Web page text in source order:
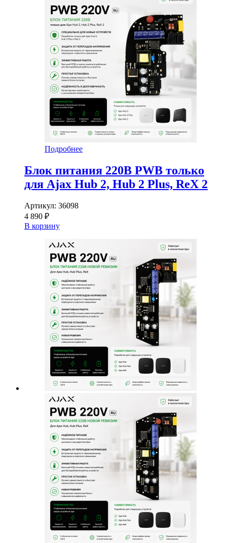
Подробнее
Блок питания 220В PWB только
для Ajax Hub 2, Hub 2 Plus, ReX 2
Артикул: 36098
4 890 ₽
В корзину